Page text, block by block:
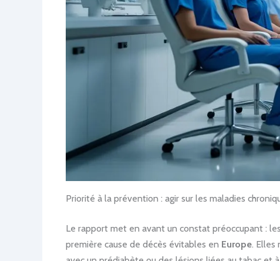
Priorité à la prévention : agir sur les maladies
Le rapport met en avant un constat préoccupant :
première cause de décès évitables en Europe. Elles